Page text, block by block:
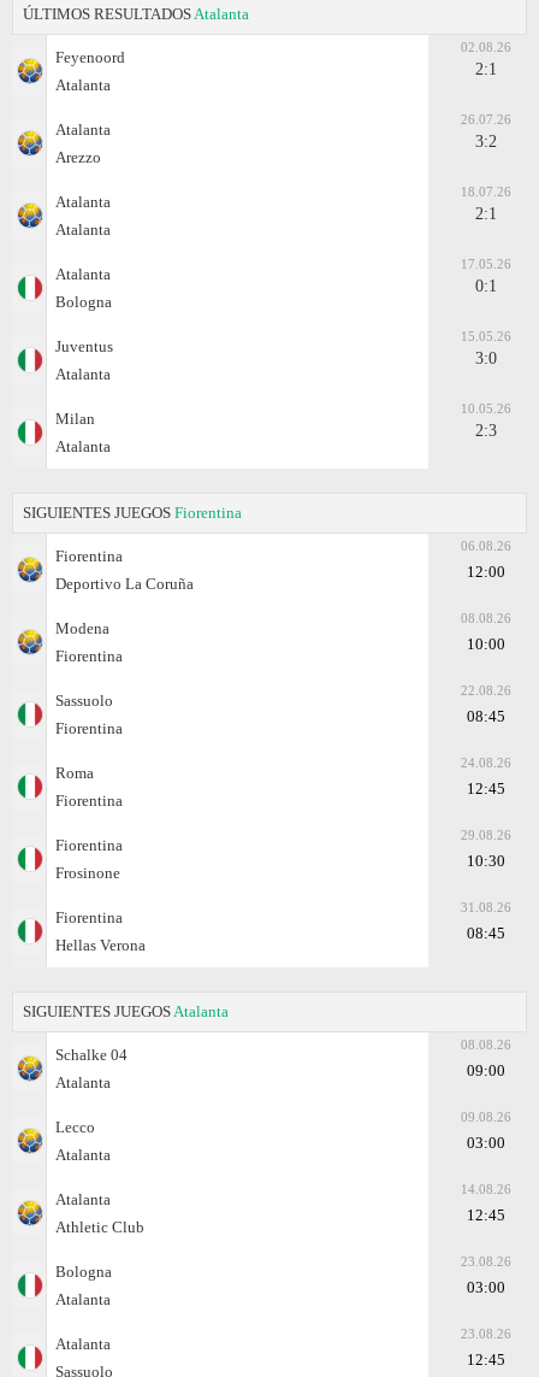
ÚLTIMOS RESULTADOS Atalanta
Feyenoord
Atalanta
02.08.26
2:1
Atalanta
Arezzo
26.07.26
3:2
Atalanta
Atalanta
18.07.26
2:1
Atalanta
Bologna
17.05.26
0:1
Juventus
Atalanta
15.05.26
3:0
Milan
Atalanta
10.05.26
2:3
SIGUIENTES JUEGOS Fiorentina
Fiorentina
Deportivo La Coruña
06.08.26
12:00
Modena
Fiorentina
08.08.26
10:00
Sassuolo
Fiorentina
22.08.26
08:45
Roma
Fiorentina
24.08.26
12:45
Fiorentina
Frosinone
29.08.26
10:30
Fiorentina
Hellas Verona
31.08.26
08:45
SIGUIENTES JUEGOS Atalanta
Schalke 04
Atalanta
08.08.26
09:00
Lecco
Atalanta
09.08.26
03:00
Atalanta
Athletic Club
14.08.26
12:45
Bologna
Atalanta
23.08.26
03:00
Atalanta
Sassuolo
23.08.26
12:45